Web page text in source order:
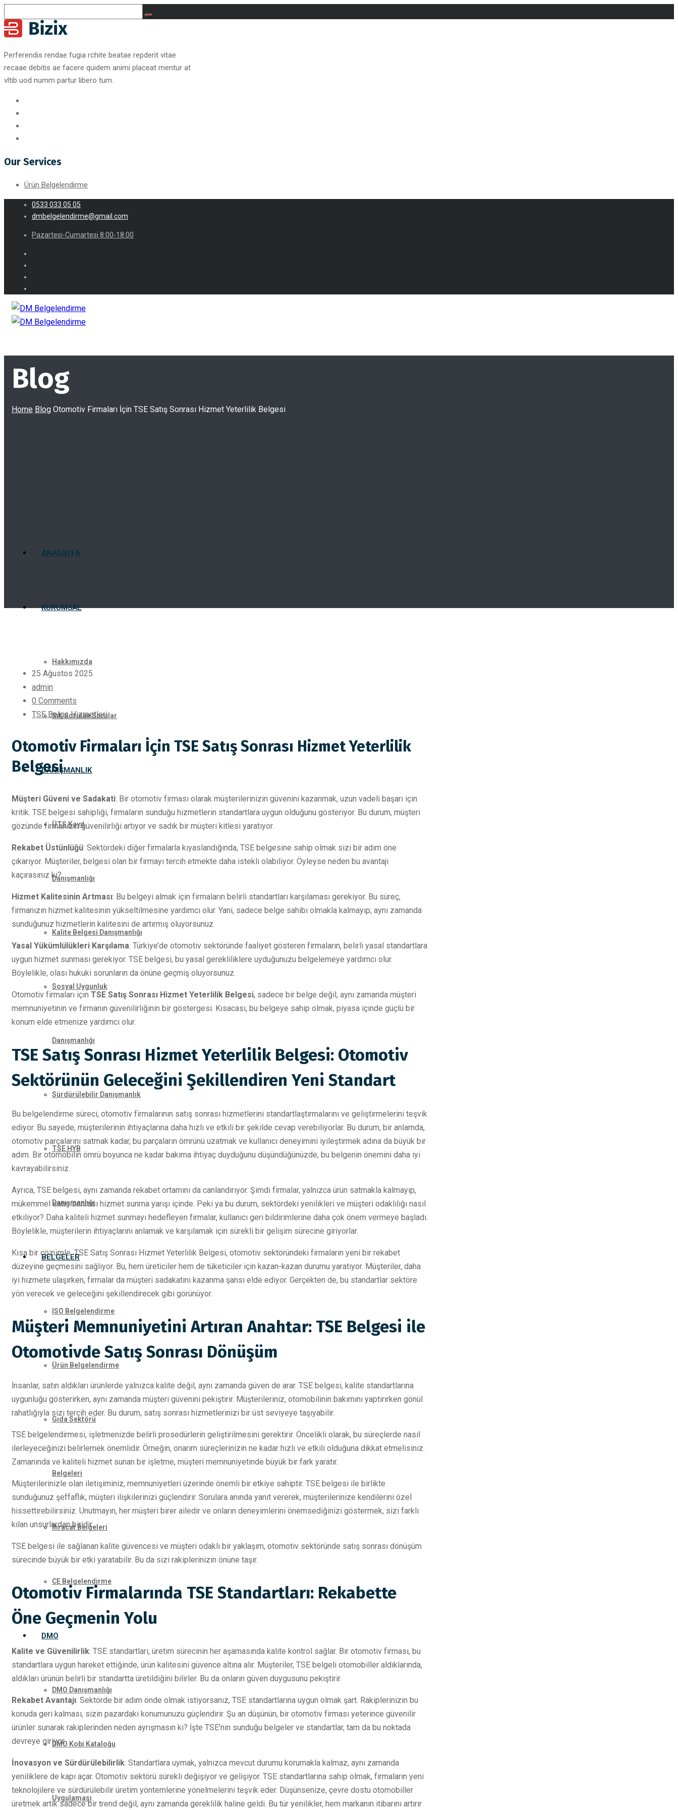
Perferendis rendae fugia rchite beatae repderit vitae
recaae debitis ae facere quidem animi placeat mentur at
vltib uod numm partur libero tum.
Our Services
Ürün Belgelendirme
0533 033 05 05
dmbelgelendirme@gmail.com
Pazartesi-Cumartesi 8:00-18:00
ANASAYFA
KURUMSAL
Hakkımızda
Sık Sorulan Sorular
DANIŞMANLIK
ÜTS Kayıt
Danışmanlığı
Kalite Belgesi Danışmanlığı
Sosyal Uygunluk
Danışmanlığı
Sürdürülebilir Danışmanlık
TSE HYB
Danışmanlığı
BELGELER
ISO Belgelendirme
Ürün Belgelendirme
Gıda Sektörü
Belgeleri
İhracat Belgeleri
CE Belgelendirme
DMO
DMO Danışmanlığı
DMO Kobi Kataloğu
Uygulaması
Blog
Home Blog Otomotiv Firmaları İçin TSE Satış Sonrası Hizmet Yeterlilik Belgesi
25 Ağustos 2025
admin
0 Comments
TSE Belge Hizmetleri
Otomotiv Firmaları İçin TSE Satış Sonrası Hizmet Yeterlilik
Belgesi
Müşteri Güveni ve Sadakati: Bir otomotiv firması olarak müşterilerinizin güvenini kazanmak, uzun vadeli başarı için
kritik. TSE belgesi sahipliği, firmaların sunduğu hizmetlerin standartlara uygun olduğunu gösteriyor. Bu durum, müşteri
gözünde firmanızın güvenilirliği artıyor ve sadık bir müşteri kitlesi yaratıyor.
Rekabet Üstünlüğü: Sektördeki diğer firmalarla kıyaslandığında, TSE belgesine sahip olmak sizi bir adım öne
çıkarıyor. Müşteriler, belgesi olan bir firmayı tercih etmekte daha istekli olabiliyor. Öyleyse neden bu avantajı
kaçırasınız ki?
Hizmet Kalitesinin Artması: Bu belgeyi almak için firmaların belirli standartları karşılaması gerekiyor. Bu süreç,
firmanızın hizmet kalitesinin yükseltilmesine yardımcı olur. Yani, sadece belge sahibi olmakla kalmayıp, aynı zamanda
sunduğunuz hizmetlerin kalitesini de artırmış oluyorsunuz.
Yasal Yükümlülükleri Karşılama: Türkiye’de otomotiv sektöründe faaliyet gösteren firmaların, belirli yasal standartlara
uygun hizmet sunması gerekiyor. TSE belgesi, bu yasal gerekliliklere uyduğunuzu belgelemeye yardımcı olur.
Böylelikle, olası hukuki sorunların da önüne geçmiş oluyorsunuz.
Otomotiv firmaları için TSE Satış Sonrası Hizmet Yeterlilik Belgesi, sadece bir belge değil, aynı zamanda müşteri
memnuniyetinin ve firmanın güvenilirliğinin bir göstergesi. Kısacası, bu belgeye sahip olmak, piyasa içinde güçlü bir
konum elde etmenize yardımcı olur.
TSE Satış Sonrası Hizmet Yeterlilik Belgesi: Otomotiv
Sektörünün Geleceğini Şekillendiren Yeni Standart
Bu belgelendirme süreci, otomotiv firmalarının satış sonrası hizmetlerini standartlaştırmalarını ve geliştirmelerini teşvik
ediyor. Bu sayede, müşterilerinin ihtiyaçlarına daha hızlı ve etkili bir şekilde cevap verebiliyorlar. Bu durum, bir anlamda,
otomotiv parçalarını satmak kadar, bu parçaların ömrünü uzatmak ve kullanıcı deneyimini iyileştirmek adına da büyük bir
adım. Bir otomobilin ömrü boyunca ne kadar bakıma ihtiyaç duyduğunu düşündüğünüzde, bu belgenin önemini daha iyi
kavrayabilirsiniz.
Ayrıca, TSE belgesi, aynı zamanda rekabet ortamını da canlandırıyor. Şimdi firmalar, yalnızca ürün satmakla kalmayıp,
mükemmel satış sonrası hizmet sunma yarışı içinde. Peki ya bu durum, sektördeki yenilikleri ve müşteri odaklılığı nasıl
etkiliyor? Daha kaliteli hizmet sunmayı hedefleyen firmalar, kullanıcı geri bildirimlerine daha çok önem vermeye başladı.
Böylelikle, müşterilerin ihtiyaçlarını anlamak ve karşılamak için sürekli bir gelişim sürecine giriyorlar.
Kısa bir çözümle, TSE Satış Sonrası Hizmet Yeterlilik Belgesi, otomotiv sektöründeki firmaların yeni bir rekabet
düzeyine geçmesini sağlıyor. Bu, hem üreticiler hem de tüketiciler için kazan-kazan durumu yaratıyor. Müşteriler, daha
iyi hizmete ulaşırken, firmalar da müşteri sadakatini kazanma şansı elde ediyor. Gerçekten de, bu standartlar sektöre
yön verecek ve geleceğini şekillendirecek gibi görünüyor.
Müşteri Memnuniyetini Artıran Anahtar: TSE Belgesi ile
Otomotivde Satış Sonrası Dönüşüm
İnsanlar, satın aldıkları ürünlerde yalnızca kalite değil, aynı zamanda güven de arar. TSE belgesi, kalite standartlarına
uygunluğu gösterirken, aynı zamanda müşteri güvenini pekiştirir. Müşterileriniz, otomobilinin bakımını yaptırırken gönül
rahatlığıyla sizi tercih eder. Bu durum, satış sonrası hizmetlerinizi bir üst seviyeye taşıyabilir.
TSE belgelendirmesi, işletmenizde belirli prosedürlerin geliştirilmesini gerektirir. Öncelikli olarak, bu süreçlerde nasıl
ilerleyeceğinizi belirlemek önemlidir. Örneğin, onarım süreçlerinizin ne kadar hızlı ve etkili olduğuna dikkat etmelisiniz.
Zamanında ve kaliteli hizmet sunan bir işletme, müşteri memnuniyetinde büyük bir fark yaratır.
Müşterilerinizle olan iletişiminiz, memnuniyetleri üzerinde önemli bir etkiye sahiptir. TSE belgesi ile birlikte
sunduğunuz şeffaflık, müşteri ilişkilerinizi güçlendirir. Sorulara anında yanıt vererek, müşterilerinize kendilerini özel
hissettirebilirsiniz. Unutmayın, her müşteri birer ailedir ve onların deneyimlerini önemsediğinizi göstermek, sizi farklı
kılan unsurlardan biridir.
TSE belgesi ile sağlanan kalite güvencesi ve müşteri odaklı bir yaklaşım, otomotiv sektöründe satış sonrası dönüşüm
sürecinde büyük bir etki yaratabilir. Bu da sizi rakiplerinizin önüne taşır.
Otomotiv Firmalarında TSE Standartları: Rekabette
Öne Geçmenin Yolu
Kalite ve Güvenilirlik: TSE standartları, üretim sürecinin her aşamasında kalite kontrol sağlar. Bir otomotiv firması, bu
standartlara uygun hareket ettiğinde, ürün kalitesini güvence altına alır. Müşteriler, TSE belgeli otomobiller aldıklarında,
aldıkları ürünün belirli bir standartta üretildiğini bilirler. Bu da onların güven duygusunu pekiştirir.
Rekabet Avantajı: Sektörde bir adım önde olmak istiyorsanız, TSE standartlarına uygun olmak şart. Rakiplerinizin bu
konuda geri kalması, sizin pazardaki konumunuzu güçlendirir. Şu an düşünün, bir otomotiv firması yeterince güvenilir
ürünler sunarak rakiplerinden neden ayrışmasın ki? İşte TSE'nin sunduğu belgeler ve standartlar, tam da bu noktada
devreye giriyor.
İnovasyon ve Sürdürülebilirlik: Standartlara uymak, yalnızca mevcut durumu korumakla kalmaz, aynı zamanda
yeniliklere de kapı açar. Otomotiv sektörü sürekli değişiyor ve gelişiyor. TSE standartlarına sahip olmak, firmaların yeni
teknolojilere ve sürdürülebilir üretim yöntemlerine yönelmelerini teşvik eder. Düşünsenize, çevre dostu otomobiller
üretmek artık sadece bir trend değil, aynı zamanda gereklilik haline geldi. Bu tür yenilikler, hem markanın itibarını artırır